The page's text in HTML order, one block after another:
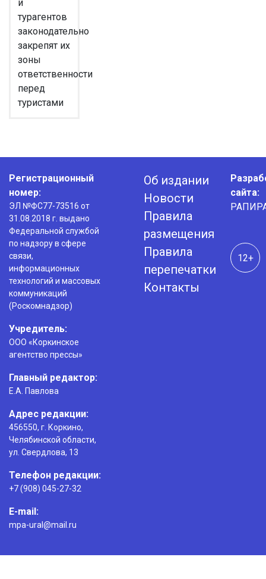
и
турагентов
законодательно
закрепят их
зоны
ответственности
перед
туристами
Регистрационный
номер:
ЭЛ №ФС77-73516 от
31.08.2018 г. выдано
Федеральной службой
по надзору в сфере
связи,
информационных
технологий и массовых
коммуникаций
(Роскомнадзор)
Учредитель:
ООО «Коркинское
агентство прессы»
Главный редактор:
Е.А. Павлова
Адрес редакции:
456550, г. Коркино,
Челябинской области,
ул. Свердлова, 13
Телефон редакции:
+7 (908) 045-27-32
E-mail:
mpa-ural@mail.ru
Об издании
Новости
Правила
размещения
Правила
перепечатки
Контакты
сайта:
12+